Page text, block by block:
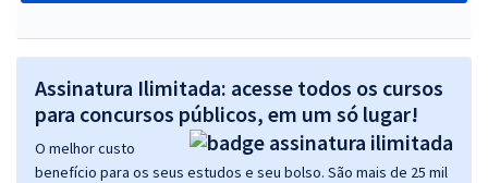
Assinatura Ilimitada: acesse todos os cursos
para concursos públicos, em um só lugar!
O melhor custo
benefício para os seus estudos e seu bolso. São mais de 25 mil